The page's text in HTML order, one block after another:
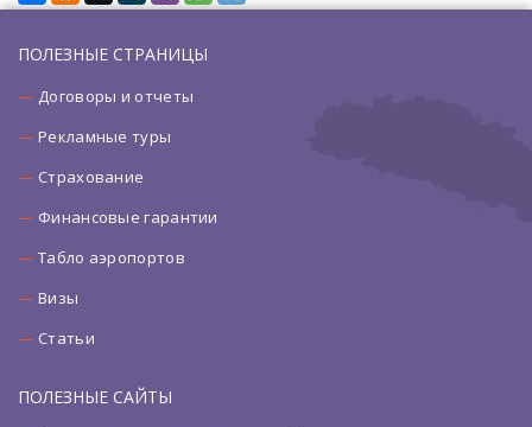
ПОЛЕЗНЫЕ СТРАНИЦЫ
Договоры и отчеты
Рекламные туры
Страхование
Финансовые гарантии
Табло аэропортов
Визы
Статьи
ПОЛЕЗНЫЕ САЙТЫ